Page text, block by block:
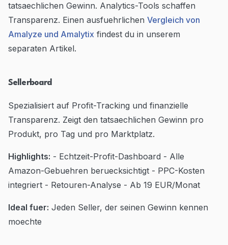
tatsaechlichen Gewinn. Analytics-Tools schaffen
Transparenz. Einen ausfuehrlichen Vergleich von
Amalyze und Amalytix findest du in unserem
separaten Artikel.
Sellerboard
Spezialisiert auf Profit-Tracking und finanzielle
Transparenz. Zeigt den tatsaechlichen Gewinn pro
Produkt, pro Tag und pro Marktplatz.
Highlights: - Echtzeit-Profit-Dashboard - Alle
Amazon-Gebuehren beruecksichtigt - PPC-Kosten
integriert - Retouren-Analyse - Ab 19 EUR/Monat
Ideal fuer: Jeden Seller, der seinen Gewinn kennen
moechte